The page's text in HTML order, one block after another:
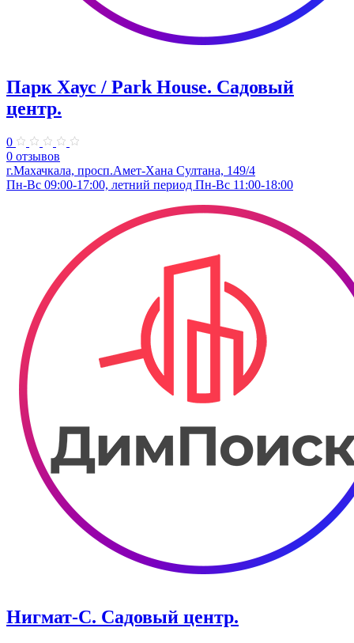
Парк Хаус / Park House. Садовый
центр.
0
0 отзывов
г.Махачкала, просп.Амет-Хана Султана, 149/4
Пн-Вс 09:00-17:00, летний период Пн-Вс 11:00-18:00
Нигмат-С. Садовый центр.